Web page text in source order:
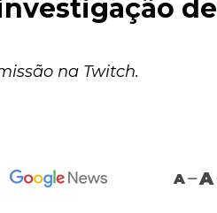
de
na Twitch.
A A